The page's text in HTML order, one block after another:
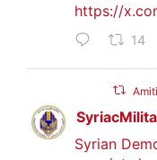
https://
14
Syrian